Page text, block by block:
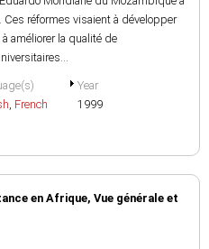
réformes visaient à développer
améliorer la qualité de
, French
Year
1999
en Afrique, Vue générale et